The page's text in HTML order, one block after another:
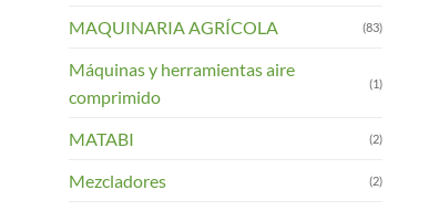
MAQUINARIA AGRÍCOLA (83)
Máquinas y herramientas aire
comprimido
(1)
MATABI (2)
Mezcladores (2)